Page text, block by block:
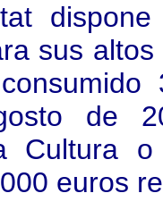
sus
de
Cultura
euros